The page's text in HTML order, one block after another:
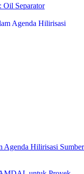
Oil Separator
Agenda Hilirisasi Sumber